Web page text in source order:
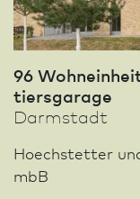
96
tiersgarage
Darm­stadt
Hoechstetter
mbB